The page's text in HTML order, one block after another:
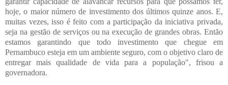
hoje, o maior número de investimento dos últimos quinze anos. E,
muitas vezes, isso é feito com a participação da iniciativa privada,
seja na gestão de serviços ou na execução de grandes obras. Então
estamos garantindo que todo investimento que chegue em
Pernambuco esteja em um ambiente seguro, com o objetivo claro de
entregar mais qualidade de vida para a população", frisou a
governadora.